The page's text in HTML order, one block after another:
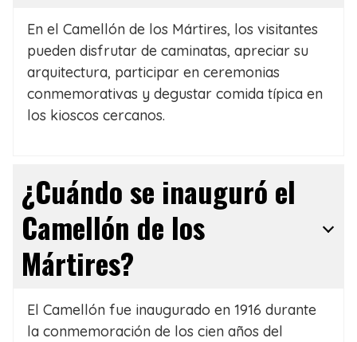
En el Camellón de los Mártires, los visitantes
pueden disfrutar de caminatas, apreciar su
arquitectura, participar en ceremonias
conmemorativas y degustar comida típica en
los kioscos cercanos.
¿Cuándo se inauguró el
Camellón de los
Mártires?
El Camellón fue inaugurado en 1916 durante
la conmemoración de los cien años del